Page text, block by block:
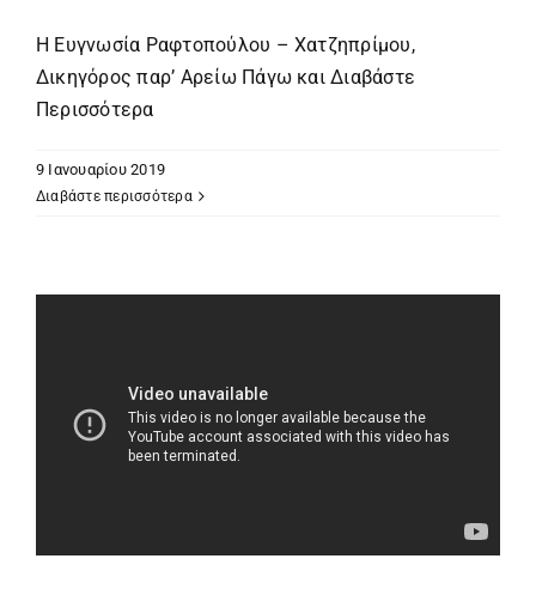
Η Ευγνωσία Ραφτοπούλου – Χατζηπρίμου,
Δικηγόρος παρ’ Αρείω Πάγω καιΔιαβάστε
Περισσότερα
9 Ιανουαρίου 2019
Διαβάστε περισσότερα